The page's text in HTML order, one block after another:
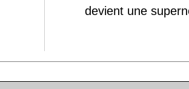
devient une